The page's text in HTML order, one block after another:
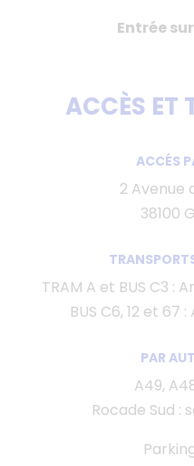
Entrée
ACCÈS ET
ACCÉS
2 Avenue
38100
TRAM A et BUS C3 :
BUS C6, 12 et 67
PAR
A49,
Rocade Sud :